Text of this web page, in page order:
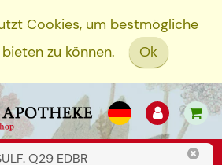
Cookies, um bestmögliche
zu können.
Ok